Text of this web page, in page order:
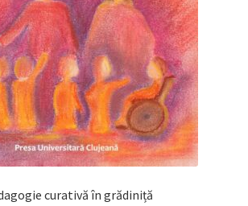
curativă în grădiniță